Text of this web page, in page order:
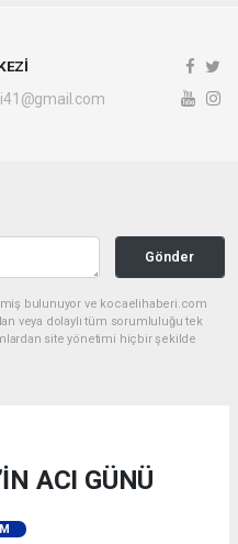
Gönder
bulunuyor ve kocaelihaberi.com
veya dolaylı tüm sorumluluğu tek
site yönetimi hiçbir şekilde
ACI GÜNÜ